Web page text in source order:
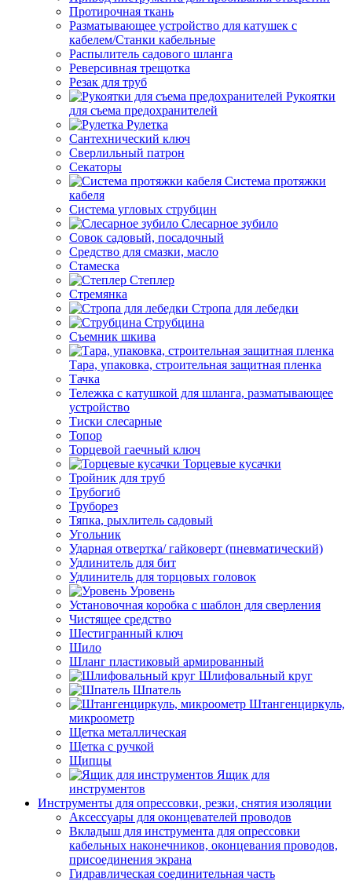
Протирочная ткань
Разматывающее устройство для катушек с
кабелем/Станки кабельные
Распылитель садового шланга
Реверсивная трещотка
Резак для труб
Рукоятки
для съема предохранителей
Рулетка
Сантехнический ключ
Сверлильный патрон
Секаторы
Система протяжки
кабеля
Система угловых струбцин
Слесарное зубило
Совок садовый, посадочный
Средство для смазки, масло
Стамеска
Степлер
Стремянка
Стропа для лебедки
Струбцина
Съемник шкива
Тара, упаковка, строительная защитная пленка
Тачка
Тележка с катушкой для шланга, разматывающее
устройство
Тиски слесарные
Топор
Торцевой гаечный ключ
Торцевые кусачки
Тройник для труб
Трубогиб
Труборез
Тяпка, рыхлитель садовый
Угольник
Ударная отвертка/ гайковерт (пневматический)
Удлинитель для бит
Удлинитель для торцовых головок
Уровень
Установочная коробка с шаблон для сверления
Чистящее средство
Шестигранный ключ
Шило
Шланг пластиковый армированный
Шлифовальный круг
Шпатель
Штангенциркуль,
микроометр
Щетка металлическая
Щетка с ручкой
Щипцы
Ящик для
инструментов
Инструменты для опрессовки, резки, снятия изоляции
Аксессуары для оконцевателей проводов
Вкладыш для инструмента для опрессовки
кабельных наконечников, оконцевания проводов,
присоединения экрана
Гидравлическая соединительная часть